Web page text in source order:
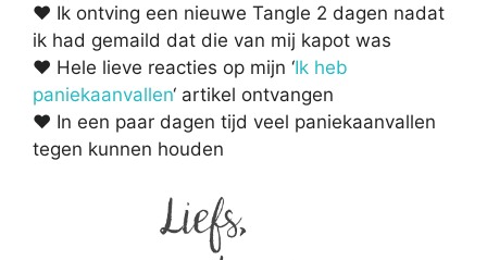
♥ Ik ontving een nieuwe Tangle 2 dagen nadat
ik had gemaild dat die van mij kapot was
♥ Hele lieve reacties op mijn ‘Ik heb
paniekaanvallen‘ artikel ontvangen
♥ In een paar dagen tijd veel paniekaanvallen
tegen kunnen houden